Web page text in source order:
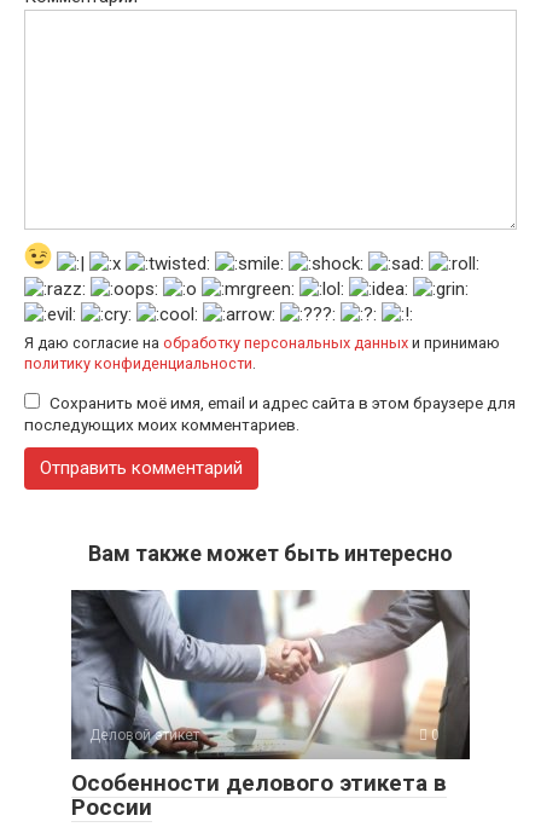
k
Я даю согласие на обработку персональных данных и принимаю
политику конфиденциальности
Сохранить моё имя, email и адрес сайта в этом браузере для
последующих моих комментариев.
Вам также может быть интересно
Деловой этикет 0
Особенности делового этикета в
России